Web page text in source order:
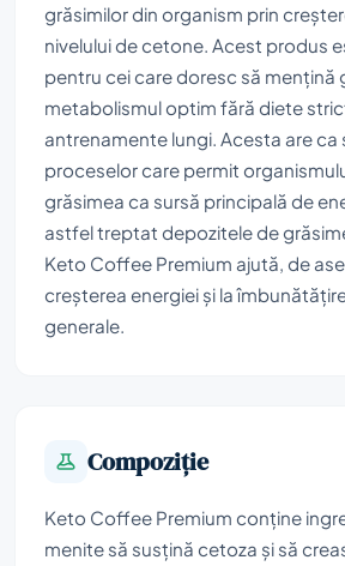
grăsimilor din organism prin
nivelului de cetone. Acest produs
pentru cei care doresc să mențină
metabolismul optim fără diete
antrenamente lungi. Acesta are
proceselor care permit
grăsimea ca sursă principală de
astfel treptat depozitele de
Keto Coffee Premium ajută, de
creșterea energiei și la
generale.
Compoziţie
Keto Coffee Premium conține
menite să susțină cetoza și să